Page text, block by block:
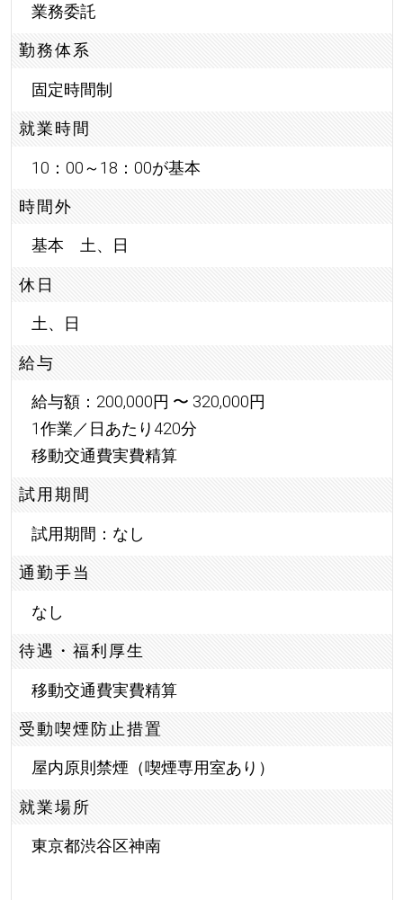
業務委託
勤務体系
固定時間制
就業時間
10：00～18：00が基本
時間外
基本 土、日
休日
土、日
給与
給与額：200,000円 〜 320,000円
1作業／日あたり420分
移動交通費実費精算
試用期間
試用期間：なし
通勤手当
なし
待遇・福利厚生
移動交通費実費精算
受動喫煙防止措置
屋内原則禁煙（喫煙専用室あり）
就業場所
東京都渋谷区神南